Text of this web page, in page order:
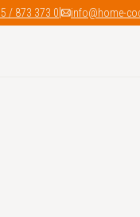
/ 873 373 0| info@home-